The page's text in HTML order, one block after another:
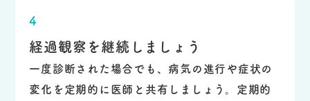
4
経過観察を継続しましょう
一度診断された場合でも、病気の進行や症状の
変化を定期的に医師と共有しましょう。定期的